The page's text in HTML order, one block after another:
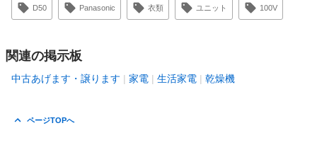
D50 Panasonic 衣類 ユニット 100V
関連の掲示板
中古あげます・譲ります 家電 生活家電 乾燥機
ページTOPへ